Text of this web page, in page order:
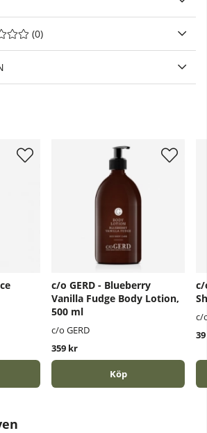
0 AV 5 ANTAL BETYG 0
(0)
c/o GERD - Blueberry
Vanilla Fudge Body Lotion,
500 ml
c/o GERD
359 kr
Köp
c/
c/